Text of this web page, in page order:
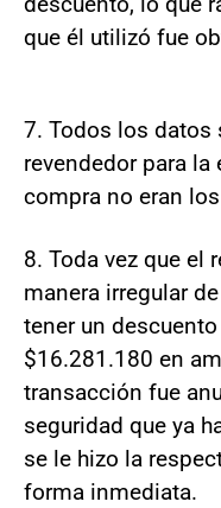
que él utilizó fue
7. Todos los datos
revendedor para
compra no eran
8. Toda vez que el
manera irregular
tener un
$16.281.180 en
transacción fue
seguridad que ya
se le hizo la
forma inmediata.